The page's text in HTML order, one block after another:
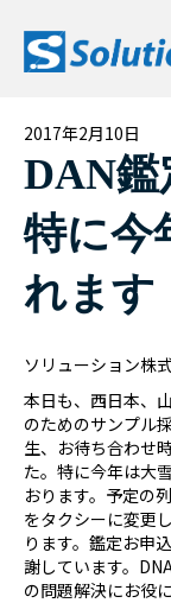
2017年2月10日
DAN鑑
特に今
れます
ソリューション株
本日も、西日本、
のためのサンプル
生、お待ち合わせ
た。特に今年は大
おります。予定の
をタクシーに変更
ります。鑑定お申
謝しています。
の問題解決にお役